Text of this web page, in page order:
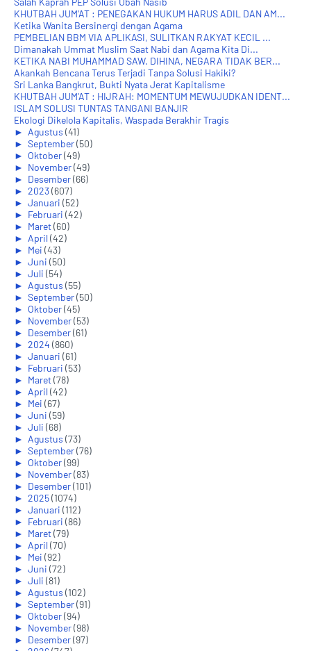
KHUTBAH JUM'AT : PENEGAKAN HUKUM HARUS ADIL DAN AM...
Ketika Wanita Bersinergi dengan Agama
PEMBELIAN BBM VIA APLIKASI, SULITKAN RAKYAT KECIL ...
Dimanakah Ummat Muslim Saat Nabi dan Agama Kita Di...
KETIKA NABI MUHAMMAD SAW. DIHINA, NEGARA TIDAK BER...
Akankah Bencana Terus Terjadi Tanpa Solusi Hakiki?
Sri Lanka Bangkrut, Bukti Nyata Jerat Kapitalisme
KHUTBAH JUM'AT : HIJRAH: MOMENTUM MEWUJUDKAN IDENT...
ISLAM SOLUSI TUNTAS TANGANI BANJIR
Ekologi Dikelola Kapitalis, Waspada Berakhir Tragis
► Agustus (41)
► September(50)
► Oktober(49)
► November(49)
► Desember(66)
► 2023(607)
► Januari (52)
► Februari (42)
► Maret(60)
► April(42)
► Mei (43)
► Juni (50)
► Juli (54)
► Agustus (55)
► September(50)
► Oktober(45)
► November(53)
► Desember(61)
► 2024 (860)
► Januari (61)
► Februari (53)
► Maret(78)
► April(42)
► Mei (67)
► Juni (59)
► Juli (68)
► Agustus (73)
► September(76)
► Oktober(99)
► November(83)
► Desember(101)
► 2025(1074)
► Januari (112)
► Februari (86)
► Maret(79)
► April(70)
► Mei (92)
► Juni (72)
► Juli (81)
► Agustus (102)
► September(91)
► Oktober(94)
► November(98)
► Desember(97)